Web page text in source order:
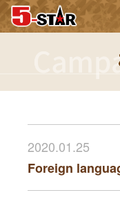
2020.01.25
Foreign